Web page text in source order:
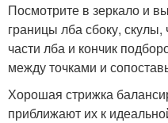
Посмотрите в зеркало и
границы лба сбоку,
части лба и кончик
между точками и
Хорошая стрижка
приближают их к